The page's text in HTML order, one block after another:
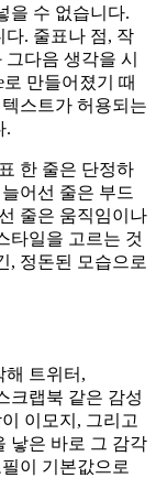
을 수 없습니다.
. 줄표나 점, 작
다음 생각을 시
만들어졌기 때
스트가 허용되는
.
한 줄은 단정하
어선 줄은 부드
줄은 움직임이나
타일을 고르는 것
, 정돈된 모습으로
해 트위터,
크랩북 같은 감성
이모지, 그리고
낳은 바로 그 감각
이 기본값으로